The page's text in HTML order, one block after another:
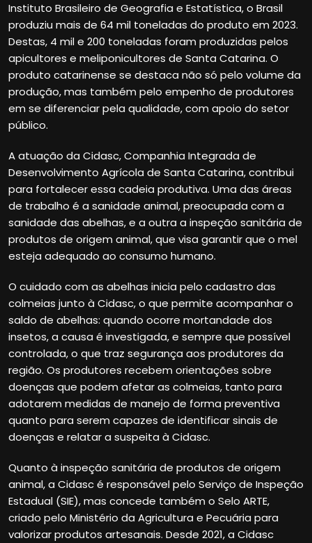
Instituto Brasileiro de Geografia e Estatística, o Brasil
produziu mais de 64 mil toneladas do produto em 2023.
Destas, 4 mil e 200 toneladas foram produzidas pelos
apicultores e meliponicultores de Santa Catarina. O
produto catarinense se destaca não só pelo volume da
produção, mas também pelo empenho de produtores
em se diferenciar pela qualidade, com apoio do setor
público.
A atuação da Cidasc, Companhia Integrada de
Desenvolvimento Agrícola de Santa Catarina, contribui
para fortalecer essa cadeia produtiva. Uma das áreas
de trabalho é a sanidade animal, preocupada com a
sanidade das abelhas, e a outra a inspeção sanitária de
produtos de origem animal, que visa garantir que o mel
esteja adequado ao consumo humano.
O cuidado com as abelhas inicia pelo cadastro das
colmeias junto à Cidasc, o que permite acompanhar o
saldo de abelhas: quando ocorre mortandade dos
insetos, a causa é investigada, e sempre que possível
controlada, o que traz segurança aos produtores da
região. Os produtores recebem orientações sobre
doenças que podem afetar as colmeias, tanto para
adotarem medidas de manejo de forma preventiva
quanto para serem capazes de identificar sinais de
doenças e relatar a suspeita à Cidasc.
Quanto à inspeção sanitária de produtos de origem
animal, a Cidasc é responsável pelo Serviço de Inspeção
Estadual (SIE), mas concede também o Selo ARTE,
criado pelo Ministério da Agricultura e Pecuária para
valorizar produtos artesanais. Desde 2021, a Cidasc